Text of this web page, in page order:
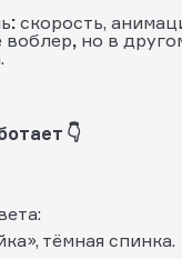
: скорость,
воблер, но в
👇
тёмная спинка.